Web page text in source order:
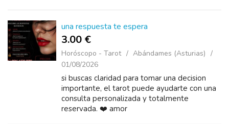
una respuesta te espera
3.00 €
Horóscopo - Tarot
Abándames (Asturias)
01/08/2026
si buscas claridad para tomar una decision
importante, el tarot puede ayudarte con una
consulta personalizada y totalmente
reservada. ❤️ amor